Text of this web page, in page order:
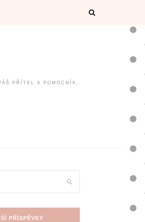
PŘÍTEL A POMOCNÍK,
PŘÍSPĚVKY